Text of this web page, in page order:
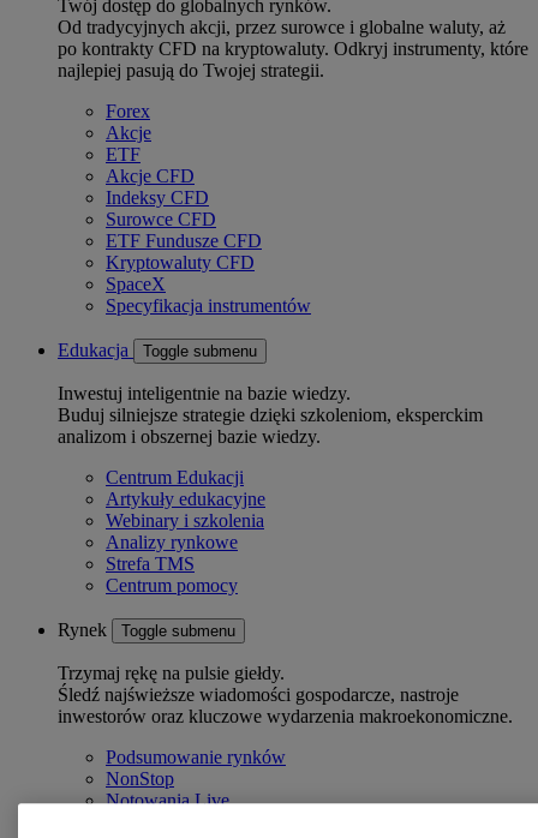
Twój dostęp do globalnych rynków.
Od tradycyjnych akcji, przez surowce i globalne waluty, aż
po kontrakty CFD na kryptowaluty. Odkryj instrumenty, które
najlepiej pasują do Twojej strategii.
Forex
Akcje
ETF
Akcje CFD
Indeksy CFD
Surowce CFD
ETF Fundusze CFD
Kryptowaluty CFD
SpaceX
Specyfikacja instrumentów
Edukacja Toggle submenu
Inwestuj inteligentnie na bazie wiedzy.
Buduj silniejsze strategie dzięki szkoleniom, eksperckim
analizom i obszernej bazie wiedzy.
Centrum Edukacji
Artykuły edukacyjne
Webinary i szkolenia
Analizy rynkowe
Strefa TMS
Centrum pomocy
Rynek Toggle submenu
Trzymaj rękę na pulsie giełdy.
Śledź najświeższe wiadomości gospodarcze, nastroje
inwestorów oraz kluczowe wydarzenia makroekonomiczne.
Podsumowanie rynków
NonStop
Notowania Live